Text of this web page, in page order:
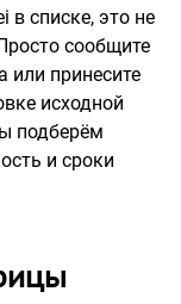
в списке, это не
сообщите
или принесите
исходной
подберём
и сроки